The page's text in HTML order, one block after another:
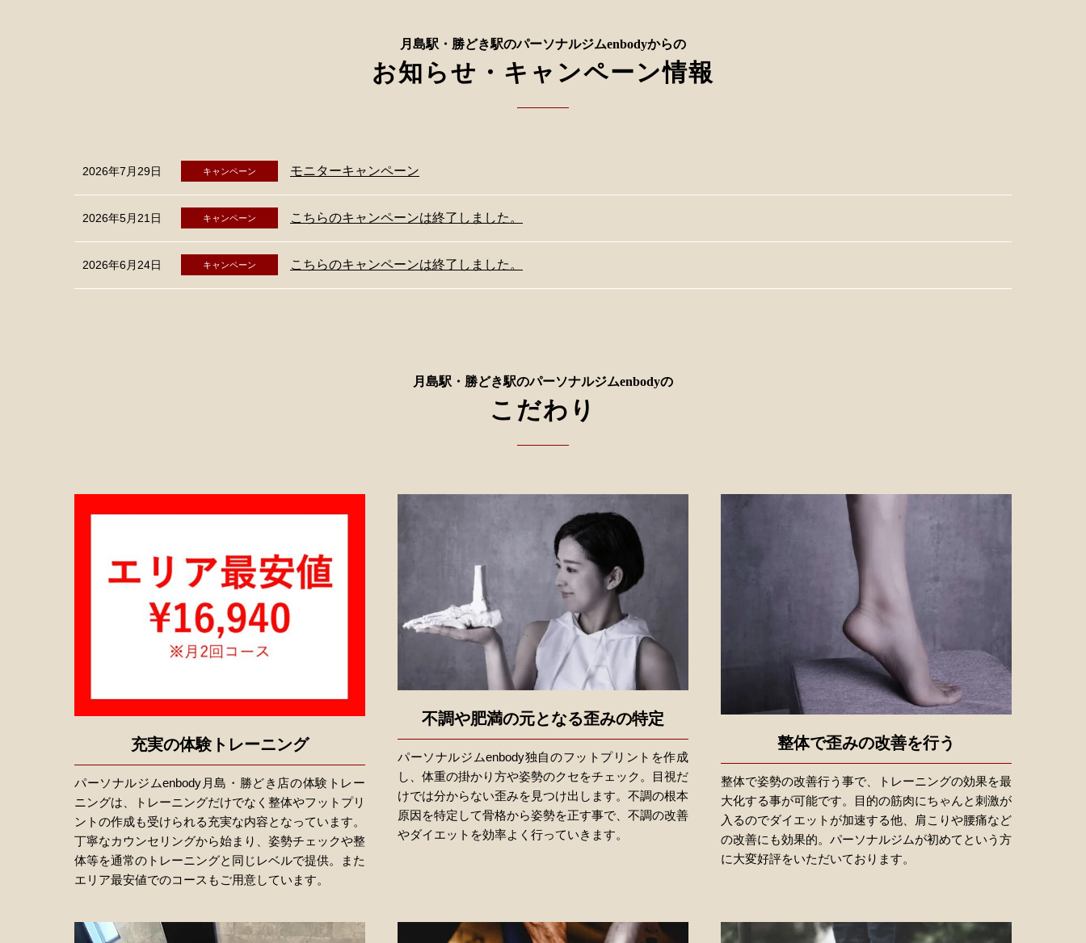
月島駅・勝どき駅のパーソナルジムenbodyからの
お知らせ・キャンペーン情報
2026年7月29日 キャンペーン モニターキャンペーン
2026年5月21日 キャンペーン こちらのキャンペーンは終了しました。
2026年6月24日 キャンペーン こちらのキャンペーンは終了しました。
月島駅・勝どき駅のパーソナルジムenbodyの
こだわり
充実の体験トレーニング
パーソナルジムenbody月島・勝どき店の体験トレー
ニングは、トレーニングだけでなく整体やフットプリ
ントの作成も受けられる充実な内容となっています。
丁寧なカウンセリングから始まり、姿勢チェックや整
体等を通常のトレーニングと同じレベルで提供。また
エリア最安値でのコースもご用意しています。
不調や肥満の元となる歪みの特定
パーソナルジムenbody独自のフットプリントを作成
し、体重の掛かり方や姿勢のクセをチェック。目視だ
けでは分からない歪みを見つけ出します。不調の根本
原因を特定して骨格から姿勢を正す事で、不調の改善
やダイエットを効率よく行っていきます。
整体で歪みの改善を行う
整体で姿勢の改善行う事で、トレーニングの効果を最
大化する事が可能です。目的の筋肉にちゃんと刺激が
入るのでダイエットが加速する他、肩こりや腰痛など
の改善にも効果的。パーソナルジムが初めてという方
に大変好評をいただいております。